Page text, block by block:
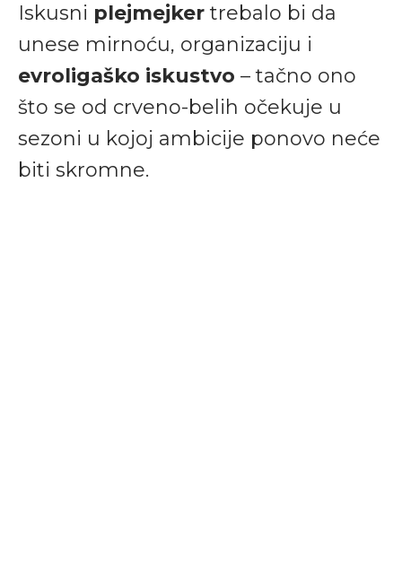
Iskusni plejmejker trebalo bi da
unese mirnoću, organizaciju i
evroligaško iskustvo – tačno ono
što se od crveno-belih očekuje u
sezoni u kojoj ambicije ponovo neće
biti skromne.